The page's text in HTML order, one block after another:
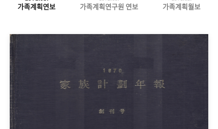
가족계획연보 가족계획연구원 연보 가족계획월보